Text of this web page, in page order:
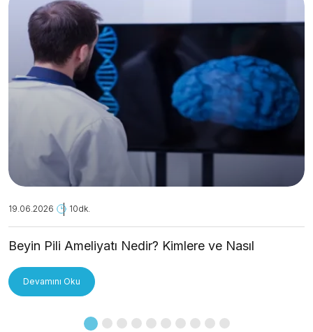
19.06.2026 10dk.
Beyin Pili Ameliyatı Nedir? Kimlere ve Nasıl
Devamını Oku